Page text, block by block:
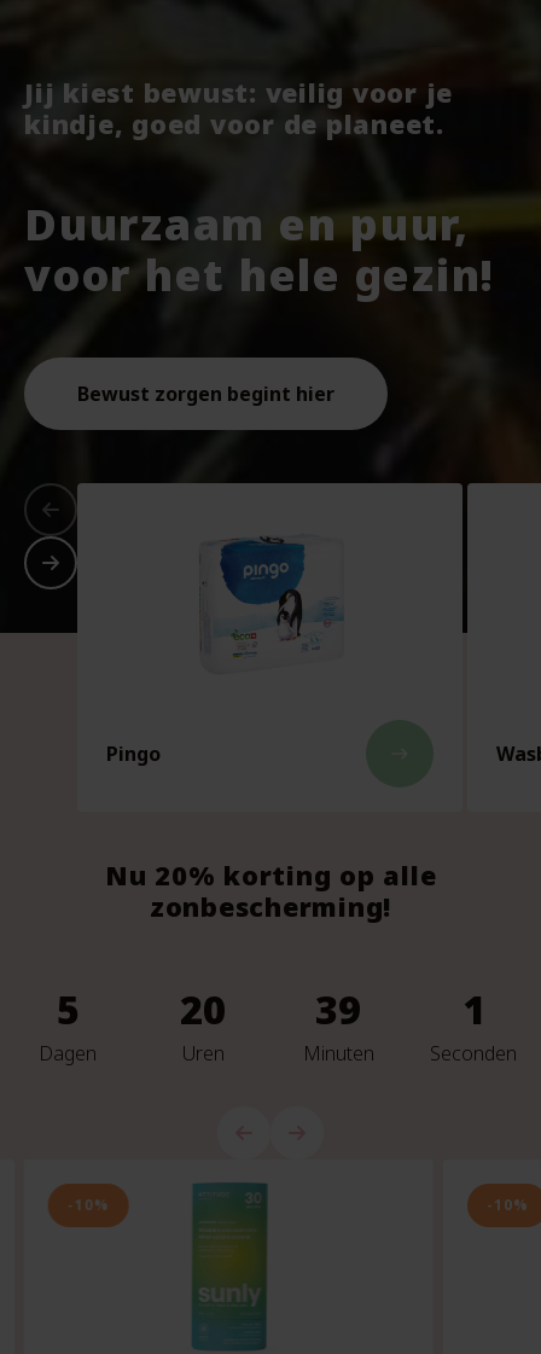
Jij kiest bewust: veilig voor je
kindje, goed voor de planeet.
Duurzaam en puur,
voor het hele gezin!
Bewust zorgen begint hier
Pingo
Nu 20% korting op alle
zonbescherming!
5
Dagen
20
Uren
38
Minuten
59
Seconden
-10% -10%